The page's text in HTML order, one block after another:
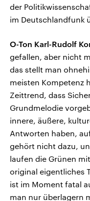
der
im Deutschlandfunk
O-Ton Karl-Rudolf
gefallen, aber nicht
das stellt man
meisten Kompetenz
Zeittrend, dass
Grundmelodie
innere, äußere,
Antworten haben,
gehört nicht dazu,
laufen die Grünen
original eigentliches
ist im Moment fatal
man nur überlagern